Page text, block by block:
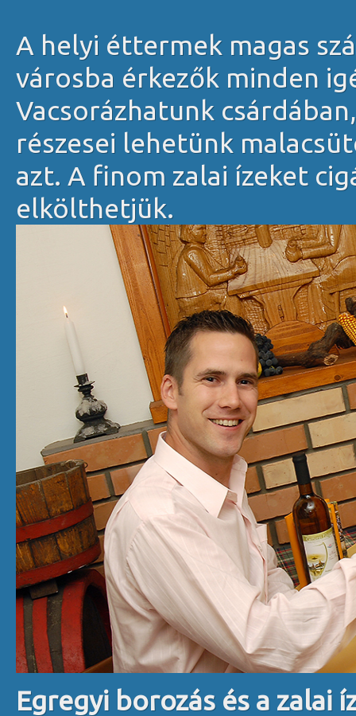
A helyi éttermek magas
városba érkezők minden
Vacsorázhatunk
részesei lehetünk
azt. A finom zalai ízeket
elkölthetjük.
Egregyi borozás és a zalai